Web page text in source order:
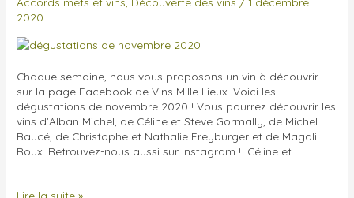
fête
!2020
Chaque semaine, nous vous proposons un vin à découvrir
sur la page Facebook de Vins Mille Lieux. Voici les
dégustations de novembre 2020 ! Vous pourrez découvrir les
vins d’Alban Michel, de Céline et Steve Gormally, de Michel
Baucé, de Christophe et Nathalie Freyburger et de Magali
Roux. Retrouvez-nous aussi sur Instagram ! Céline et …
Les